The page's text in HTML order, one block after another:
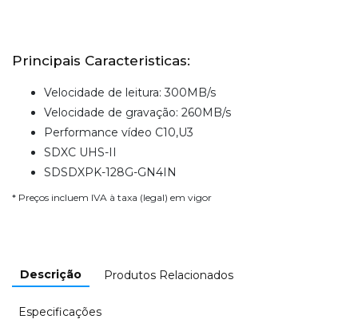
Principais Caracteristicas:
Velocidade de leitura: 300MB/s
Velocidade de gravação: 260MB/s
Performance vídeo C10,U3
SDXC UHS-II
SDSDXPK-128G-GN4IN
* Preços incluem IVA à taxa (legal) em vigor
Descrição Produtos Relacionados
Especificações